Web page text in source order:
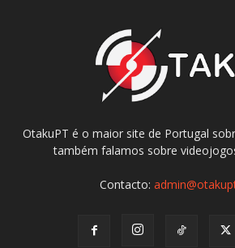
OtakuPT é o maior site de Portugal
também falamos sobre
Contacto: